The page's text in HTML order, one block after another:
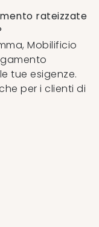
rateizzate
Mobilificio
tue esigenze.
per i clienti di